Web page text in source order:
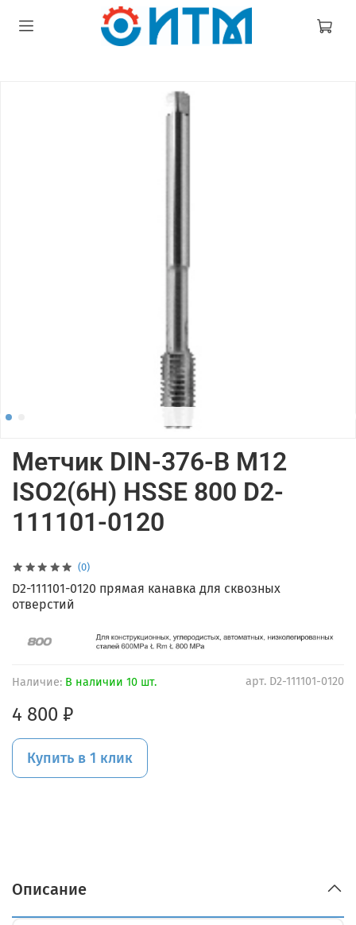
(0)
арт. D2-111101-0120
Наличие: В наличии 10 шт.
Метчик DIN-376-B M12
ISO2(6H) HSSE 800 D2-
111101-0120
4 800 ₽
Купить в 1 клик
D2-111101-0120 прямая канавка для сквозных
отверстий
Описание